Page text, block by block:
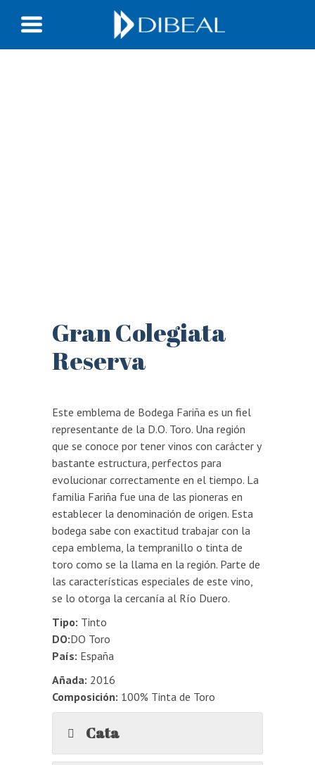
Gran Colegiata
Reserva
Este emblema de Bodega Fariña es un fiel
representante de la D.O. Toro. Una región
que se conoce por tener vinos con carácter y
bastante estructura, perfectos para
evolucionar correctamente en el tiempo. La
familia Fariña fue una de las pioneras en
establecer la denominación de origen. Esta
bodega sabe con exactitud trabajar con la
cepa emblema, la tempranillo o tinta de
toro como se la llama en la región. Parte de
las características especiales de este vino,
se lo otorga la cercanía al Río Duero.
Tipo: Tinto
DO:DO Toro
País: España
Añada: 2016
Composición: 100% Tinta de Toro
Cata